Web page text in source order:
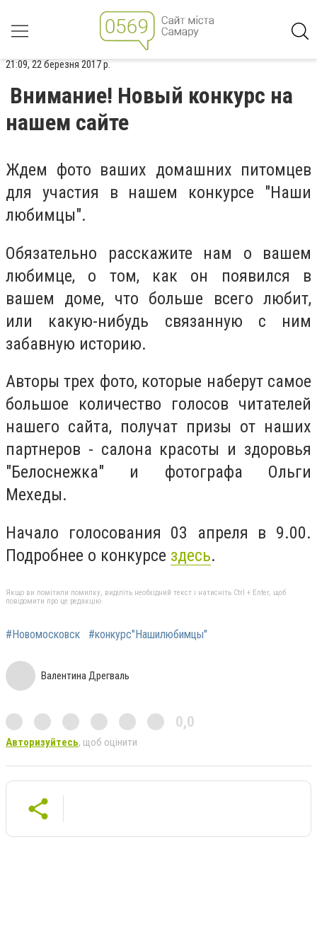
21:09, 22 березня 2017 р.
Внимание! Новый конкурс на
нашем сайте
Ждем фото ваших домашних питомцев
для участия в нашем конкурсе "Наши
любимцы".
Обязательно расскажите нам о вашем
любимце, о том, как он появился в
вашем доме, что больше всего любит,
или какую-нибудь связанную с ним
забавную историю.
Авторы трех фото, которые наберут самое
большое количество голосов читателей
нашего сайта, получат призы от наших
партнеров - салона красоты и здоровья
"Белоснежка" и фотографа Ольги
Мехеды.
Начало голосования 03 апреля в 9.00.
Подробнее о конкурсе здесь.
Якщо ви помітили помилку, виділіть необхідний текст і натисніть Ctrl + Enter, щоб
повідомити про це редакцію
#Новомосковск #конкурс"Нашилюбимцы"
Валентина Дрегваль
0,0
Авторизуйтесь, щоб оцінити